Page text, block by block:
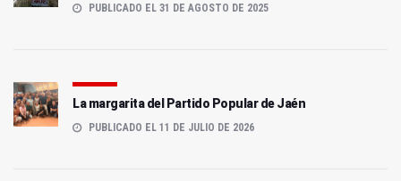
PUBLICADO EL 31 DE AGOSTO DE 2025
La margarita del Partido Popular de Jaén
PUBLICADO EL 11 DE JULIO DE 2026